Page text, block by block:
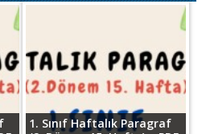
1. Sınıf Haftalık Paragraf